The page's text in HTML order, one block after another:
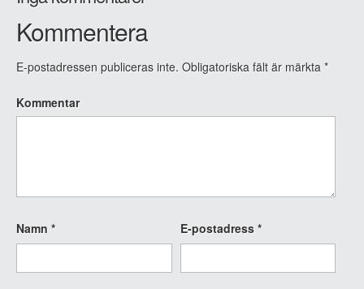
Kommentera
E-postadressen publiceras inte. Obligatoriska fält är märkta *
Kommentar
Namn * E-postadress *